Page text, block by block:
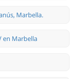
Marbella.
en Marbella